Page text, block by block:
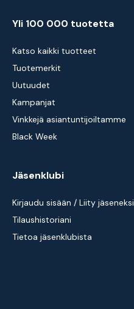
Yli 100 000 tuotetta
Katso kaikki tuotteet
Tuotemerkit
Uutuudet
Kampanjat
Vinkkejä asiantuntijoiltamme
Black Week
Jäsenklubi
Kirjaudu sisään / Liity jäseneksi
Tilaushistoriani
Tietoa jäsenklubista